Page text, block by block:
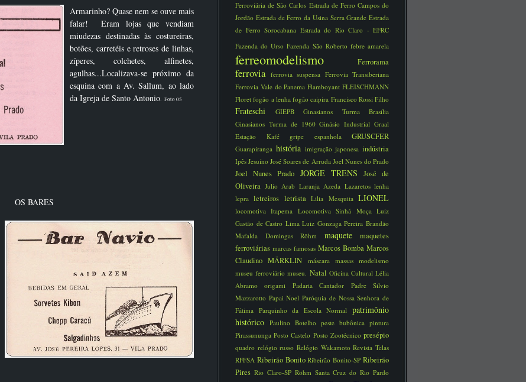
Armarinho? Quase nem se ouve mais
falar! Eram lojas que vendiam
miudezas destinadas às costureiras,
botões, carretéis e retroses de linhas,
zíperes, colchetes, alfinetes,
agulhas...Localizava-se próximo da
esquina com a Av. Sallum, ao lado
da Igreja de Santo Antonio. Foto 05
OS BARES
Ferroviária de São Carlos Estrada de Ferro Campos do
Jordão Estrada de Ferro da Usina Serra Grande Estrada
de Ferro Sorocabana Estrada do Rio Claro - EFRC
Fazenda do UrsoFazenda São Roberto febre amarela
ferreomodelismo Ferrorama
ferrovia ferrovia suspensa Ferrovia Transiberiana
Ferrovia Vale do PanemaFlamboyantFLEISCHMANN
Floretfogão a lenha fogão caipira Francisco Rossi Filho
Frateschi GIEPB Ginasianos Turma Brasília
Ginasianos Turma de 1960Ginásio IndustrialGraal
Estação Kafé gripe espanhola GRUSCFER
Guarapiranga história imigração japonesa indústria
IpêsJesuíno José Soares de Arruda Joel Nunes do Prado
Joel Nunes Prado JORGE TRENS José de
Oliveira Julio Arab Laranja Azeda Lazaretos lenha
lepraletreiros letristaLilia MesquitaLIONEL
locomotiva Itapema Locomotiva Sinhá MoçaLuiz
Gastão de Castro LimaLuiz Gonzaga Pereira Brandão
Mafalda Domingas Röhm maquete maquetes
ferroviárias marcas famosas Marcos Bomba Marcos
ClaudinoMÄRKLIN máscara massas modelismo
museu ferroviáriomuseu. Natal Oficina Cultural Lélia
Abramoorigami Padaria Cantador Padre Silvio
Mazzarotto Papai NoelParóquia de Nossa Senhora de
Fátima Parquinho da Escola Normalpatrimônio
histórico Paulino Botelho peste bubônica pintura
PirassunungaPosto Castelo Posto Zootécnicopresépio
quadro relógio russoRelógio WakamotoRevista Telas
RFFSA Ribeirão BonitoRibeirão Bonito-SPRibeirão
Pires Rio Claro-SP Röhm Santa Cruz do Rio Pardo